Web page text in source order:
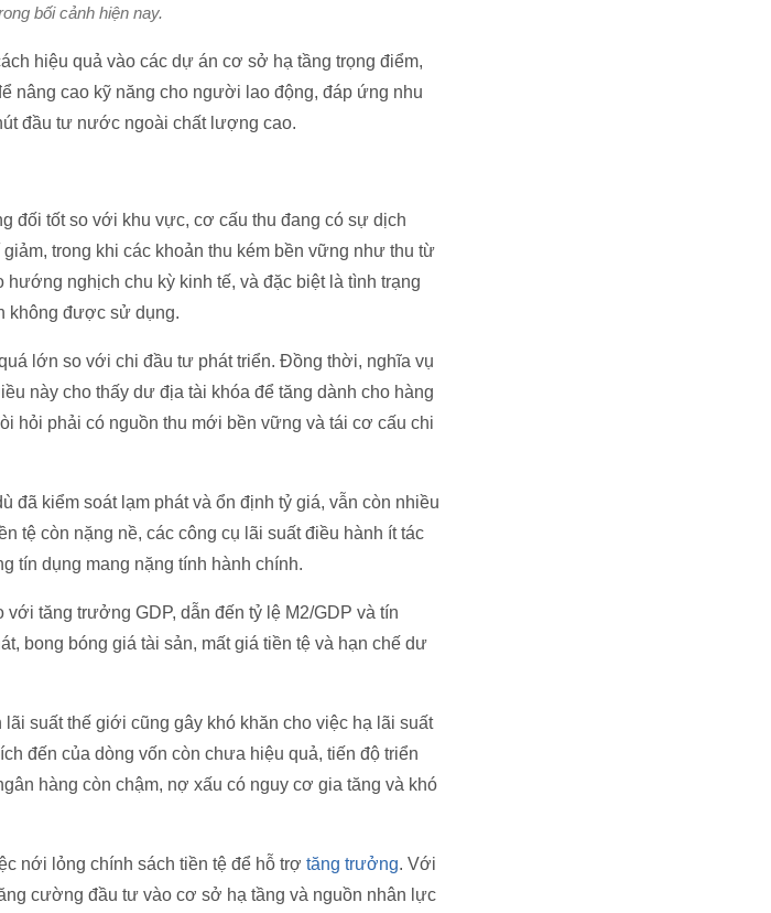
bối cảnh hiện nay.
hiệu quả vào các dự án cơ sở hạ tầng trọng điểm,
nâng cao kỹ năng cho người lao động, đáp ứng nhu
đầu tư nước ngoài chất lượng cao.
đối tốt so với khu vực, cơ cấu thu đang có sự dịch
trong khi các khoản thu kém bền vững như thu từ
nghịch chu kỳ kinh tế, và đặc biệt là tình trạng
không được sử dụng.
lớn so với chi đầu tư phát triển. Đồng thời, nghĩa vụ
này cho thấy dư địa tài khóa để tăng dành cho hàng
hỏi phải có nguồn thu mới bền vững và tái cơ cấu chi
đã kiểm soát lạm phát và ổn định tỷ giá, vẫn còn nhiều
tệ còn nặng nề, các công cụ lãi suất điều hành ít tác
tín dụng mang nặng tính hành chính.
tăng trưởng GDP, dẫn đến tỷ lệ M2/GDP và tín
bong bóng giá tài sản, mất giá tiền tệ và hạn chế dư
suất thế giới cũng gây khó khăn cho việc hạ lãi suất
đến của dòng vốn còn chưa hiệu quả, tiến độ triển
hàng còn chậm, nợ xấu có nguy cơ gia tăng và khó
nới lỏng chính sách tiền tệ để hỗ trợ tăng trưởng. Với
cường đầu tư vào cơ sở hạ tầng và nguồn nhân lực